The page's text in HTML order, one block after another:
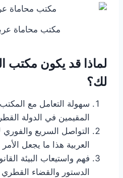
مكتب محاماة
لماذا قد يكون مكتب
لك؟
سهولة التعامل مع
المقيمين في الدولة
التواصل السريع والفوري
العربية هذا ما يجعل
فهم واستيعاب البيئة
الدستور والقضاء